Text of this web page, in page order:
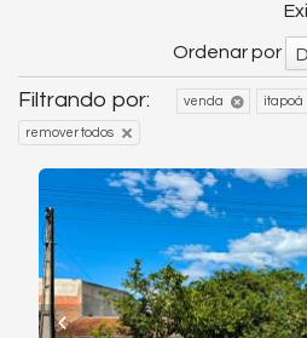
Ordenar por
Filtrando por: venda itapoá
remover todos